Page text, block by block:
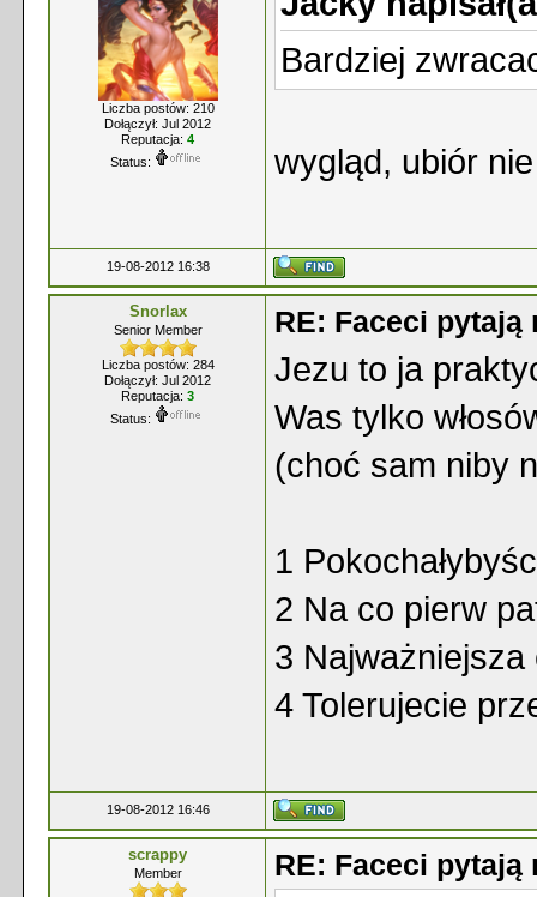
Liczba postów: 210
Dołączył: Jul 2012
Reputacja: 4
Status:
Bardziej
wygląd, ubiór
19-08-2012 16:38
Snorlax
Senior Member
Liczba postów: 284
Dołączył: Jul 2012
Reputacja: 3
Status:
RE: Faceci pytają
Jezu to ja
Was tylko
(choć sam niby
1
2 Na co pierw
3 Najważniejsza
4 Tolerujecie
19-08-2012 16:46
scrappy
Member RE: Faceci pytają